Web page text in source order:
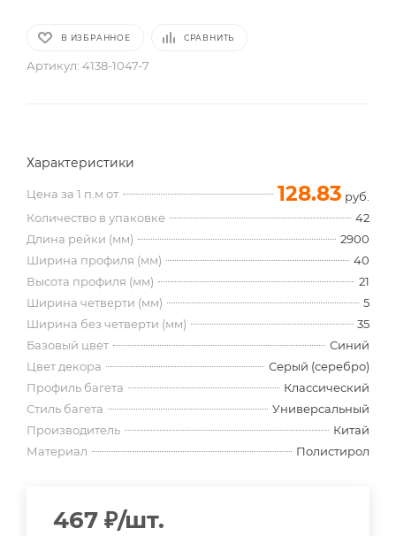
В ИЗБРАННОЕ СРАВНИТЬ
Артикул: 4138-1047-7
Характеристики
Цена за 1 п.м от 128.83 руб.
Количество в упаковке
42
Длина рейки (мм)
2900
Ширина профиля (мм)
40
Высота профиля (мм)
21
Ширина четверти (мм)
5
Ширина без четверти (мм)
35
Базовый цвет
Синий
Цвет декора
Серый (серебро)
Профиль багета
Классический
Стиль багета
Универсальный
Производитель
Китай
Материал
Полистирол
467 ₽/шт.